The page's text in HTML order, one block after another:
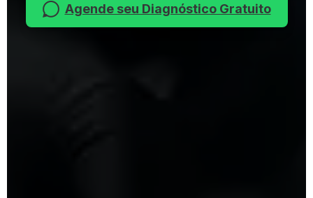
Agende seu Diagnóstico Gratuito